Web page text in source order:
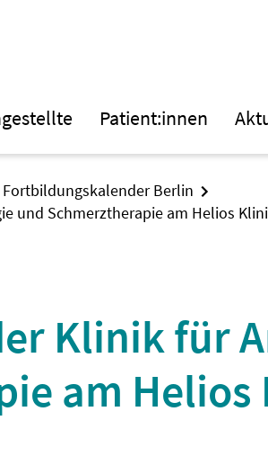
Patient:innen
Fortbildungskalender Berlin
und Schmerztherapie am Helios
Klinik für
am